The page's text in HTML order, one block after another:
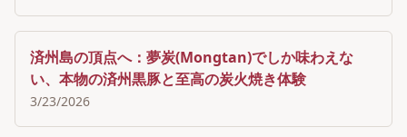
済州島の頂点へ：夢炭(Mongtan)でしか味わえな
い、本物の済州黒豚と至高の炭火焼き体験
3/23/2026